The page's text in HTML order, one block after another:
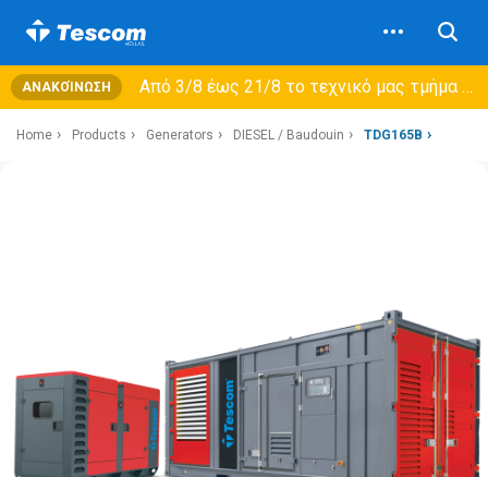
ΑΝΑΚΟΊΝΩΣΗ Από 3/8 έως 21/8 τo τεχνικό μας τμήμα θα εξυπηρετεί μόνο συμβόλαια συντήρησης και όχι νέες παραλαβές →
Home Products Generators DIESEL / Baudouin TDG165B